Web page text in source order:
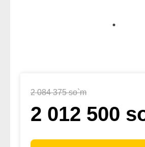
2 084 375 so`m
2 012 500